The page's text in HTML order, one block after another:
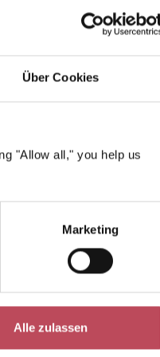
Über Cookies
"Allow all," you help us
Marketing
Alle zulassen
Haut
dafür,